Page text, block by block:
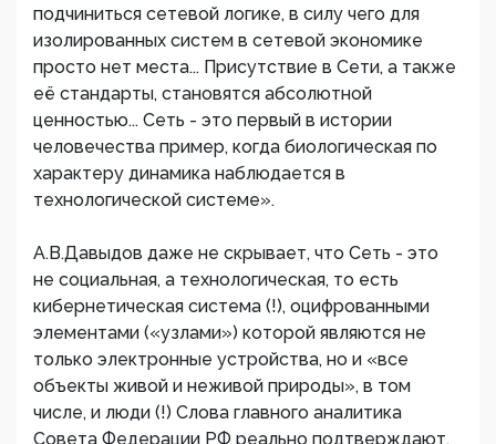
подчиниться сетевой логике, в силу чего для
изолированных систем в сетевой экономике
просто нет места... Присутствие в Сети, а также
её стандарты, становятся абсолютной
ценностью... Сеть - это первый в истории
человечества пример, когда биологическая по
характеру динамика наблюдается в
технологической системе».
А.В.Давыдов даже не скрывает, что Сеть - это
не социальная, а технологическая, то есть
кибернетическая система (!), оцифрованными
элементами («узлами») которой являются не
только электронные устройства, но и «все
объекты живой и неживой природы», в том
числе, и люди (!) Слова главного аналитика
Совета Федерации РФ реально подтверждают,